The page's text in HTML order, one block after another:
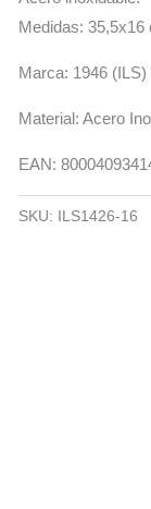
Medidas: 35,5x16
Marca: 1946 (ILS)
Material: Acero
EAN:
SKU: ILS1426-16